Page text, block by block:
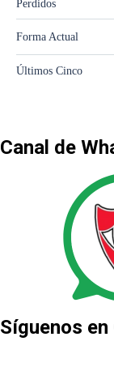
Canal de
Síguenos